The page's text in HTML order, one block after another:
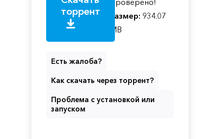
торрент
Размер: 934.07
MB
Есть жалоба?
Как скачать через торрент?
Проблема с установкой или
запуском